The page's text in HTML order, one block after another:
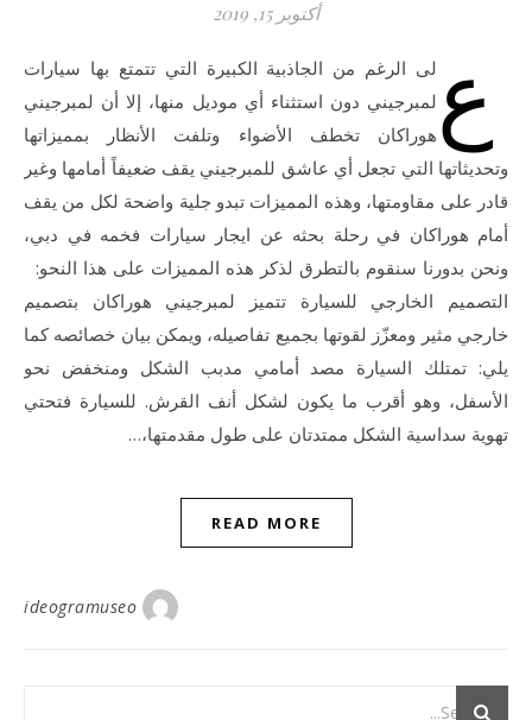
أكتوبر 15, 2019
ع لى الرغم من الجاذبية الكبيرة التي تتمتع بها سيارات
لمبرجيني دون استثناء أي موديل منها، إلا أن لمبرجيني
هوراكان تخطف الأضواء وتلفت الأنظار بمميزاتها
وتحديثاتها التي تجعل أي عاشق للمبرجيني يقف ضعيفاً أمامها وغير
قادر على مقاومتها، وهذه المميزات تبدو جلية واضحة لكل من يقف
أمام هوراكان في رحلة بحثه عن ايجار سيارات فخمه في دبي،
ونحن بدورنا سنقوم بالتطرق لذكر هذه المميزات على هذا النحو:
التصميم الخارجي للسيارة تتميز لمبرجيني هوراكان بتصميم
خارجي مثير ومعزّز لقوتها بجميع تفاصيله، ويمكن بيان خصائصه كما
يلي: تمتلك السيارة مصد أمامي مدبب الشكل ومنخفض نحو
الأسفل، وهو أقرب ما يكون لشكل أنف القرش. للسيارة فتحتي
تهوية سداسية الشكل ممتدتان على طول مقدمتها،…
READ MORE
ideogramuseo